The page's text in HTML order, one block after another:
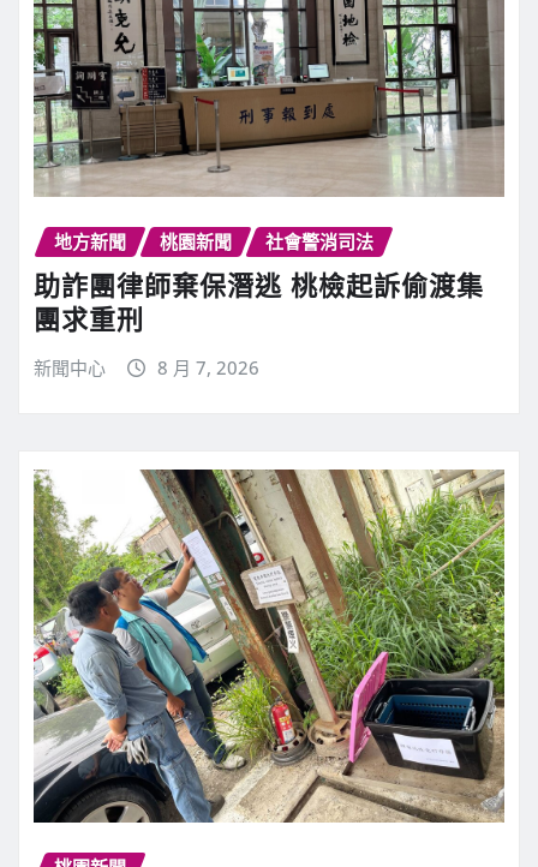
地方新聞 桃園新聞 社會警消司法
助詐團律師棄保潛逃 桃檢起訴偷渡集
團求重刑
新聞中心 8 月 7, 2026